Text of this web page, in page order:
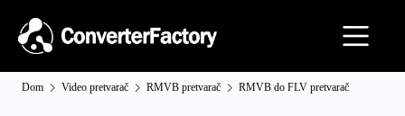
Dom Video pretvarač RMVB pretvarač RMVB do FLV pretvarač